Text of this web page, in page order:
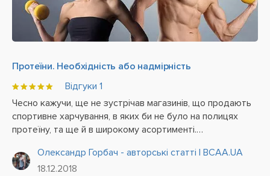
Протеїни. Необхідність або надмірність
Відгуки 1
Чесно кажучи, ще не зустрічав магазинів, що продають
спортивне харчування, в яких би не було на полицях
протеїну, та ще й в широкому асортименті.
популярний і добре продається. Але знову ж,
подивившись на...
Олександр Горбач - авторські статті | BCAA.UA
18.12.2018